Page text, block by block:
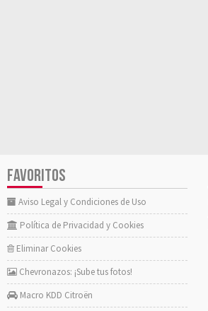
FAVORITOS
Aviso Legal y Condiciones de Uso
Política de Privacidad y Cookies
Eliminar Cookies
Chevronazos: ¡Sube tus fotos!
Macro KDD Citroën